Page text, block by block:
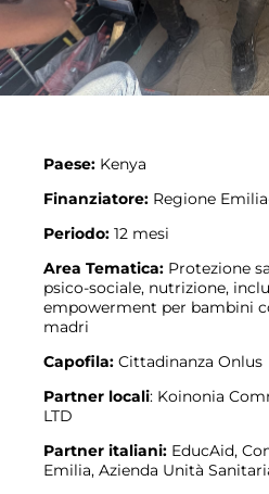
Paese: Kenya
Finanziatore: Regione
Periodo: 12 mesi
Area Tematica: Protezione
psico-sociale, nutrizione,
empowerment per bambini
madri
Capofila: Cittadinanza Onlus
Partner locali: Koinonia
LTD
Partner italiani: EducAid,
Emilia, Azienda Unità